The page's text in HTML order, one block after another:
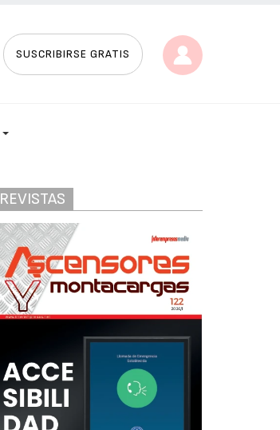
SUSCRIBIRSE GRATIS
REVISTAS